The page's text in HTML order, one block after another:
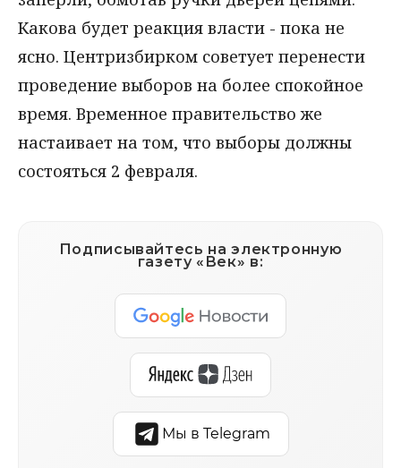
Какова будет реакция власти - пока не
ясно. Центризбирком советует перенести
проведение выборов на более спокойное
время. Временное правительство же
настаивает на том, что выборы должны
состояться 2 февраля.
Подписывайтесь на электронную
газету «Век» в:
Мы в Telegram